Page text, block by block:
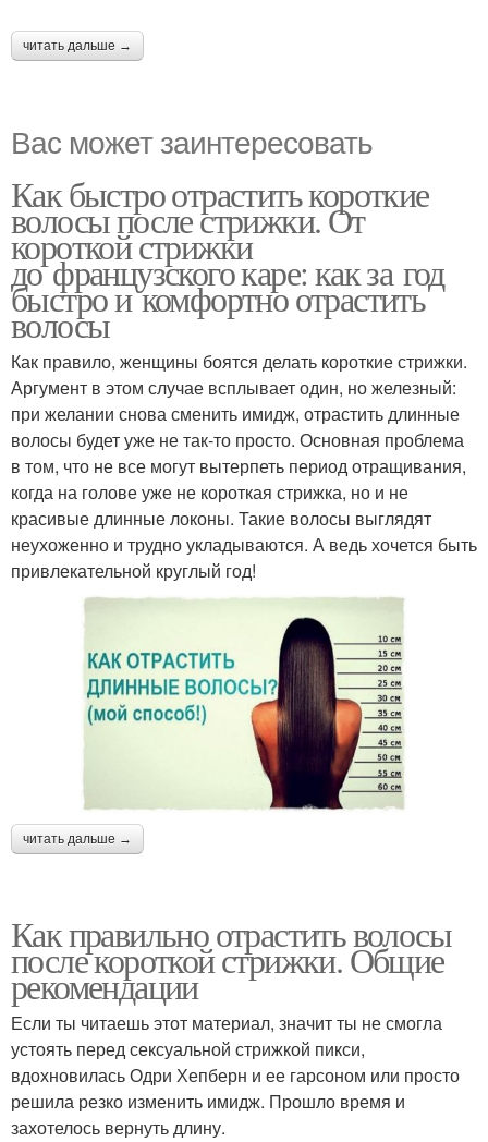
читать дальше →
Вас может заинтересовать
Как быстро отрастить короткие
волосы после стрижки. От
короткой стрижки
до французского каре: как за год
быстро и комфортно отрастить
волосы
Как правило, женщины боятся делать короткие стрижки.
Аргумент в этом случае всплывает один, но железный:
при желании снова сменить имидж, отрастить длинные
волосы будет уже не так-то просто. Основная проблема
в том, что не все могут вытерпеть период отращивания,
когда на голове уже не короткая стрижка, но и не
красивые длинные локоны. Такие волосы выглядят
неухоженно и трудно укладываются. А ведь хочется быть
привлекательной круглый год!
читать дальше →
Как правильно отрастить волосы
после короткой стрижки. Общие
рекомендации
Если ты читаешь этот материал, значит ты не смогла
устоять перед сексуальной стрижкой пикси,
вдохновилась Одри Хепберн и ее гарсоном или просто
решила резко изменить имидж. Прошло время и
захотелось вернуть длину.